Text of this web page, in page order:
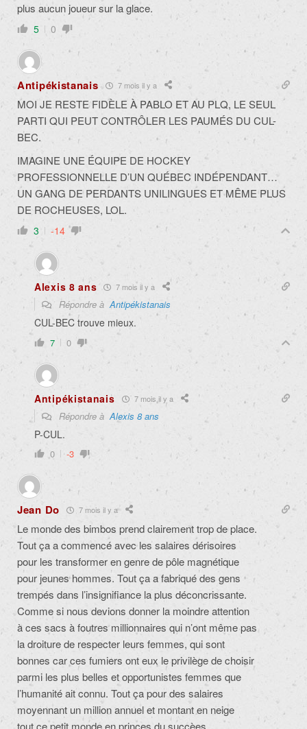
plus aucun joueur sur la glace.
5 0
Antipékistanais 7 mois il y a
MOI JE RESTE FIDÈLE À PABLO ET AU PLQ, LE SEUL
PARTI QUI PEUT CONTRÔLER LES PAUMÉS DU CUL-
BEC.
IMAGINE UNE ÉQUIPE DE HOCKEY
PROFESSIONNELLE D’UN QUÉBEC INDÉPENDANT…
UN GANG DE PERDANTS UNILINGUES ET MÊME PLUS
DE ROCHEUSES, LOL.
3 -14
Alexis 8 ans 7 mois il y a
Répondre àAntipékistanais
CUL-BEC trouve mieux.
7 0
Antipékistanais 7 mois il y a
Répondre àAlexis 8 ans
P-CUL.
0 -3
Jean Do 7 mois il y a
Le monde des bimbos prend clairement trop de place.
Tout ça a commencé avec les salaires dérisoires
pour les transformer en genre de pôle magnétique
pour jeunes hommes. Tout ça a fabriqué des gens
trempés dans l’insignifiance la plus déconcrissante.
Comme si nous devions donner la moindre attention
à ces sacs à foutres millionnaires qui n’ont même pas
la droiture de respecter leurs femmes, qui sont
bonnes car ces fumiers ont eux le privilège de choisir
parmi les plus belles et opportunistes femmes que
l’humanité ait connu. Tout ça pour des salaires
moyennant un million annuel et montant en neige
tout ce petit monde en princes du succèes …